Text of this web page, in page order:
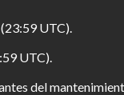
UTC).
UTC).
del